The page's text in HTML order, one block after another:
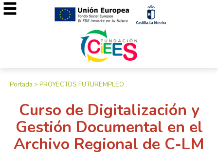
Portada >PROYECTOS FUTUREMPLEO
Curso de Digitalización y
Gestión Documental en el
Archivo Regional de C-LM